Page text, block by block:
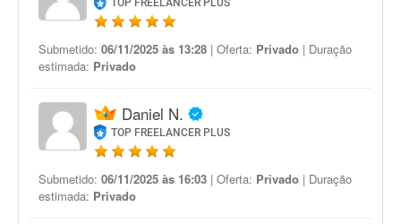
TOP FREELANCER PLUS
Submetido: 06/11/2025 às 13:28 | Oferta: Privado | Duração
estimada: Privado
Daniel N.
TOP FREELANCER PLUS
Submetido: 06/11/2025 às 16:03 | Oferta: Privado | Duração
estimada: Privado